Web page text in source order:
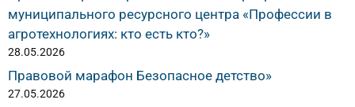
муниципального ресурсного центра «Профессии в
агротехнологиях: кто есть кто?»
28.05.2026
Правовой марафон Безопасное детство»
27.05.2026